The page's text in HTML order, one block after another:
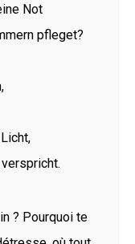
Not
pfleget?
? Pourquoi te